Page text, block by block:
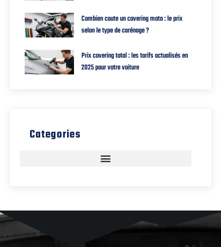
Combien coute un covering moto : le prix
selon le type de carénage ?
Prix covering total : les tarifs actualisés en
2025 pour votre voiture
Categories